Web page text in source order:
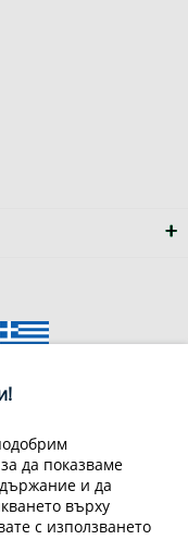
Общи условия
задавани въпроси
да показваме
и да
върху
с използването